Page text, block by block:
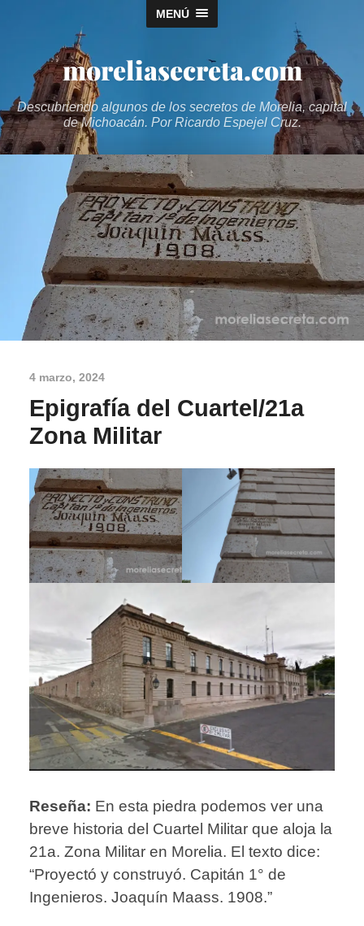
MENÚ
moreliasecreta.com
Descubriendo algunos de los secretos de Morelia, capital
de Michoacán. Por Ricardo Espejel Cruz.
4 marzo, 2024
Epigrafía del Cuartel/21a
Zona Militar
Reseña: En esta piedra podemos ver una
breve historia del Cuartel Militar que aloja la
21a. Zona Militar en Morelia. El texto dice:
“Proyectó y construyó. Capitán 1° de
Ingenieros. Joaquín Maass. 1908.”